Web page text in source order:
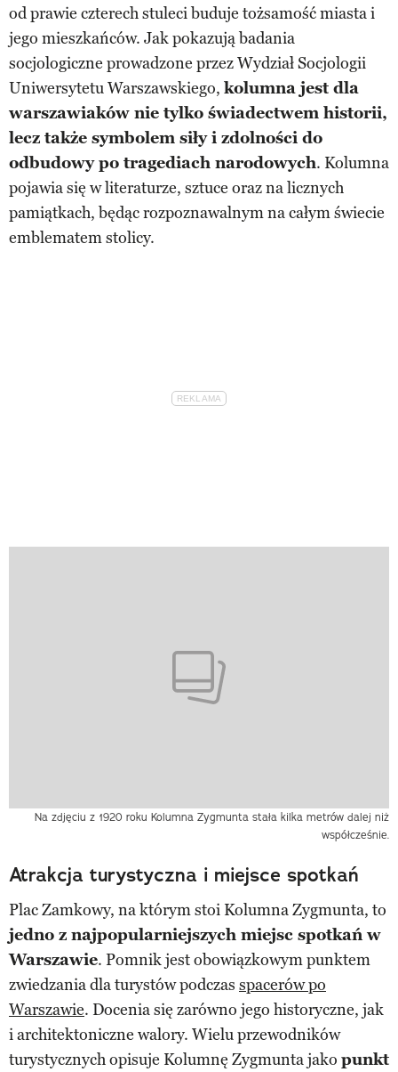
od prawie czterech stuleci buduje tożsamość miasta i
jego mieszkańców. Jak pokazują badania
socjologiczne prowadzone przez Wydział Socjologii
Uniwersytetu Warszawskiego, kolumna jest dla
warszawiaków nie tylko świadectwem historii,
lecz także symbolem siły i zdolności do
odbudowy po tragediach narodowych. Kolumna
pojawia się w literaturze, sztuce oraz na licznych
pamiątkach, będąc rozpoznawalnym na całym świecie
emblematem stolicy.
Na zdjęciu z 1920 roku Kolumna Zygmunta stała kilka metrów dalej niż
współcześnie.
Atrakcja turystyczna i miejsce spotkań
Plac Zamkowy, na którym stoi Kolumna Zygmunta, to
jedno z najpopularniejszych miejsc spotkań w
Warszawie. Pomnik jest obowiązkowym punktem
zwiedzania dla turystów podczas spacerów po
Warszawie. Docenia się zarówno jego historyczne, jak
i architektoniczne walory. Wielu przewodników
turystycznych opisuje Kolumnę Zygmunta jako punkt